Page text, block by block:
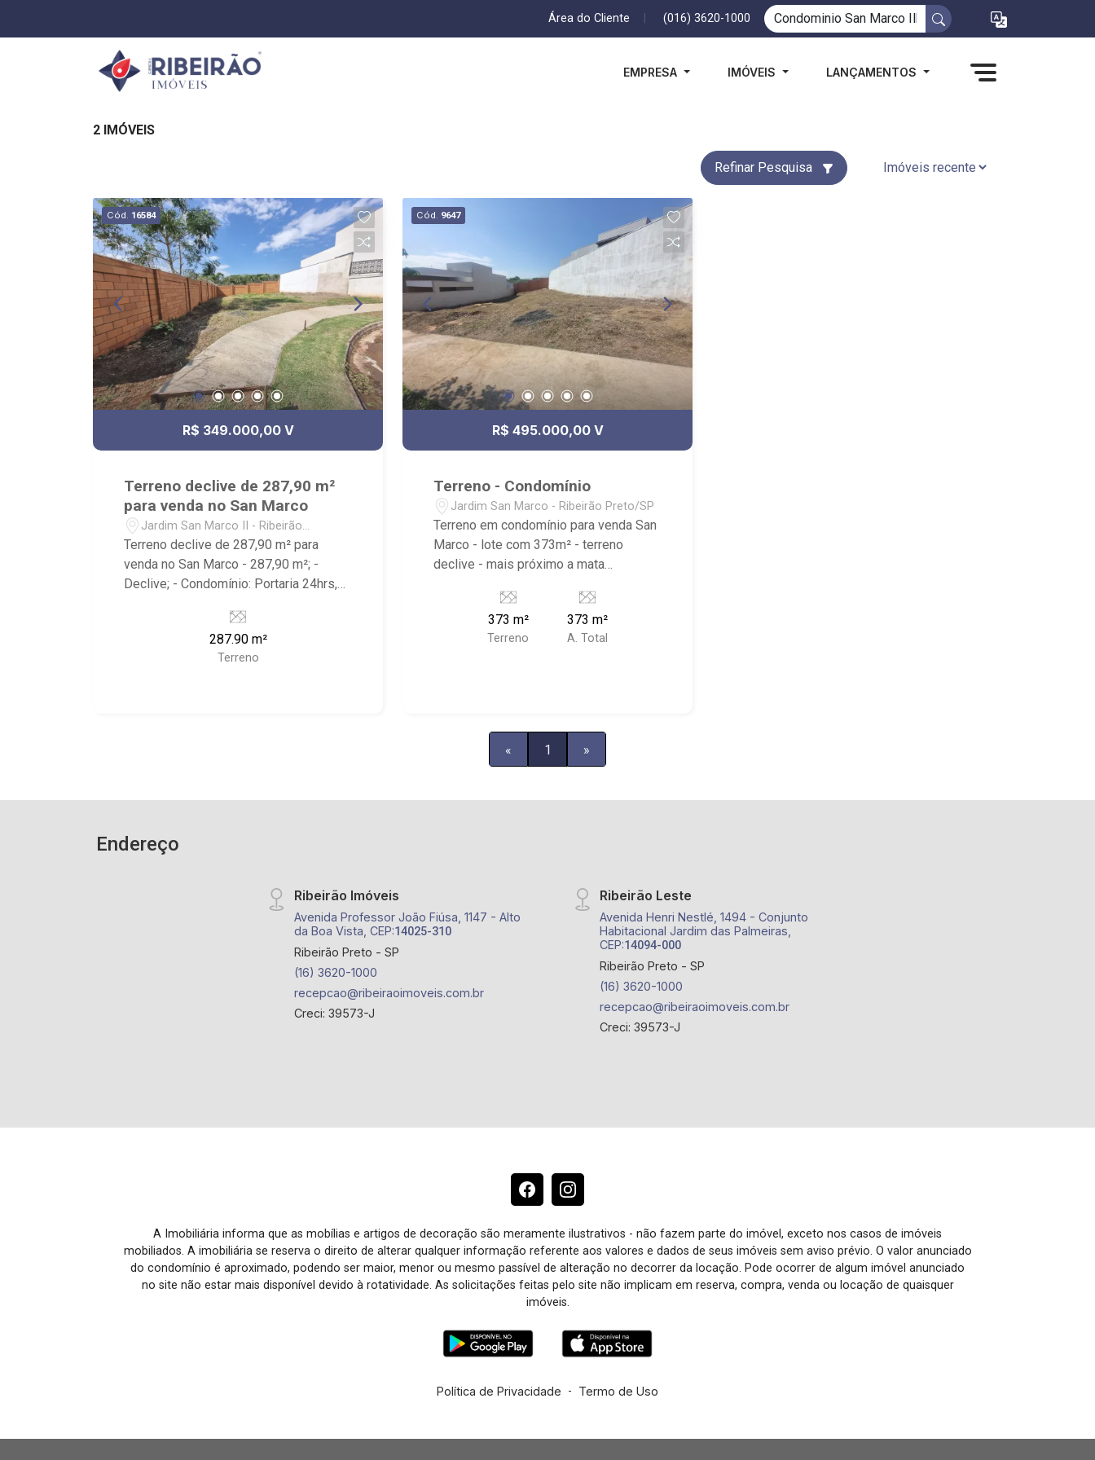
Área do Cliente (016) 3620-1000
EMPRESA IMÓVEIS LANÇAMENTOS
2 IMÓVEIS
Refinar Pesquisa
Cód. 16584
R$ 349.000,00 V
Terreno declive de 287,90 m²
para venda no San Marco
Jardim San Marco II - Ribeirão
Preto/SP
Terreno declive de 287,90 m² para
venda no San Marco - 287,90 m²; -
Declive; - Condomínio: Portaria 24hrs,
Ribeirão Shopping, Cervejaria
Walfänger, Tennessee Steak House,
Cenourão Super Varejão, PJ Studio
287.90 m²
Terreno
Cód. 9647
R$ 495.000,00 V
Terreno - Condomínio
Jardim San Marco - Ribeirão Preto/SP
Terreno em condomínio para venda San
Marco - lote com 373m² - terreno
declive - mais próximo a mata
parte mais baixa do bairro mais fresco
que parte alta - lote na ilha Siena -
portaria - vizinho de trás não é
373 m²
Terreno
373 m²
A. Total
« 1 »
Endereço
Ribeirão Imóveis
Avenida Professor João Fiúsa, 1147 - Alto
da Boa Vista, CEP:14025-310
Ribeirão Preto - SP
(16) 3620-1000
recepcao@ribeiraoimoveis.com.br
Creci: 39573-J
Ribeirão Leste
Avenida Henri Nestlé, 1494 - Conjunto
Habitacional Jardim das Palmeiras,
CEP:14094-000
Ribeirão Preto - SP
(16) 3620-1000
recepcao@ribeiraoimoveis.com.br
Creci: 39573-J
A Imobiliária informa que as mobílias e artigos de decoração são meramente ilustrativos - não fazem parte do imóvel, exceto nos casos de imóveis
mobiliados. A imobiliária se reserva o direito de alterar qualquer informação referente aos valores e dados de seus imóveis sem aviso prévio. O valor anunciado
do condomínio é aproximado, podendo ser maior, menor ou mesmo passível de alteração no decorrer da locação. Pode ocorrer de algum imóvel anunciado
no site não estar mais disponível devido à rotatividade. As solicitações feitas pelo site não implicam em reserva, compra, venda ou locação de quaisquer
imóveis.
Política de Privacidade - Termo de Uso